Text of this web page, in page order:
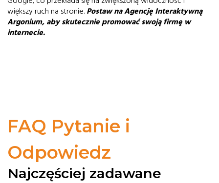
większy ruch na stronie. Postaw na Agencję Interaktywną
Argonium, aby skutecznie promować swoją firmę w
internecie.
FAQ Pytanie i
Odpowiedz
Najczęściej zadawane